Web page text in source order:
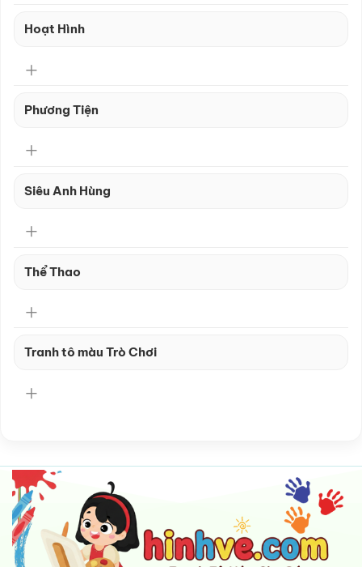
Hoạt Hình
Phương Tiện
Siêu Anh Hùng
Thể Thao
Tranh tô màu Trò Chơi